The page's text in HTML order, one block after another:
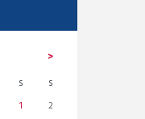
S S
1
2